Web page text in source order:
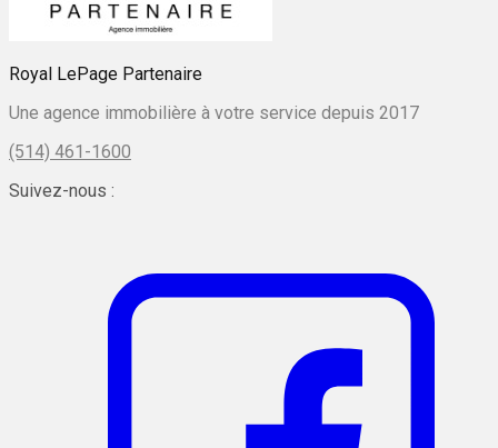
Royal LePage Partenaire
Une agence immobilière à votre service depuis 2017
(514) 461-1600
Suivez-nous :